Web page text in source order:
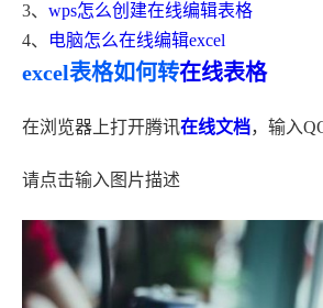
3、 wps怎么创建在线编辑表格
4、
电脑怎么在线编辑excel
excel表格如何转在线表格
在浏览器上打开腾讯在线文档，输入
请点击输入图片描述